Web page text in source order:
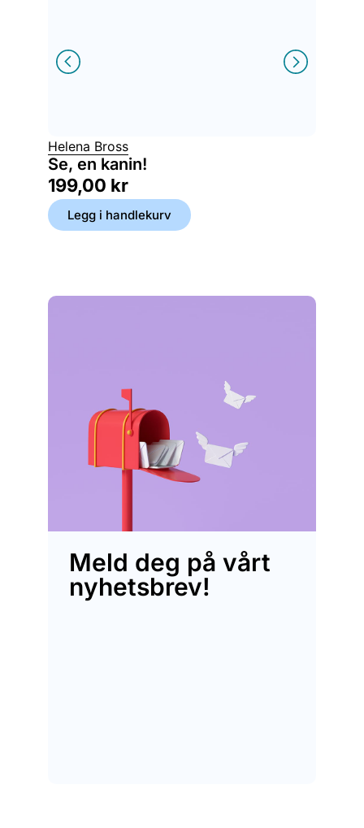
Helena Bross
Se, en kanin!
199,00 kr
Legg i handlekurv
Meld deg på vårt
nyhetsbrev!